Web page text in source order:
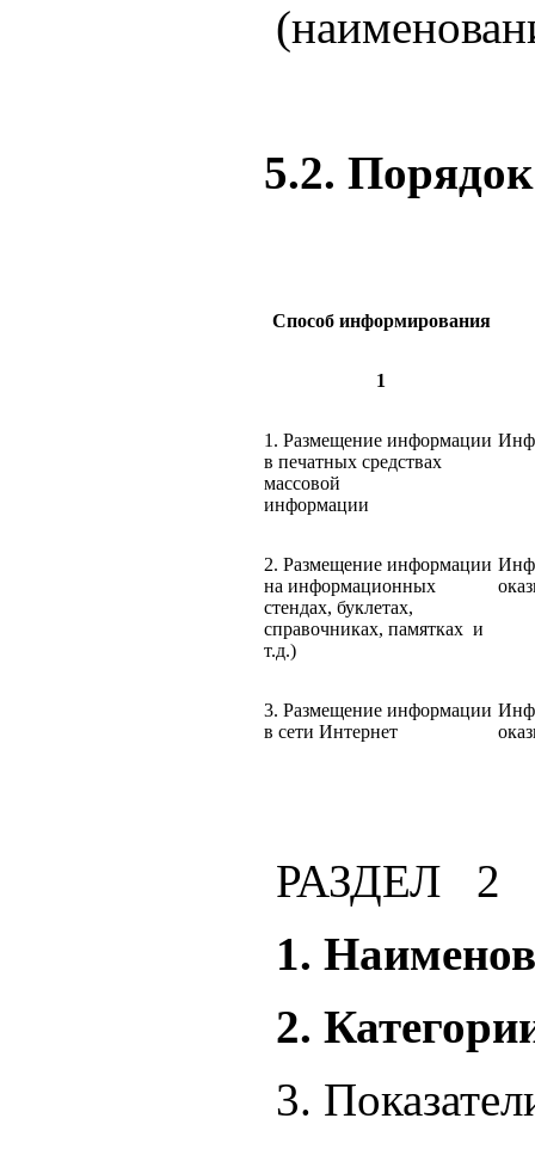
5.2.
Способ информирования
1
1. Размещение информации
в печатных средствах
массовой
информации
2. Размещение информации
на информационных
стендах, буклетах,
справочниках, памятках и
т.д.)
3. Размещение информации
в сети Интернет
РАЗДЕЛ 2
1.
2.
3.